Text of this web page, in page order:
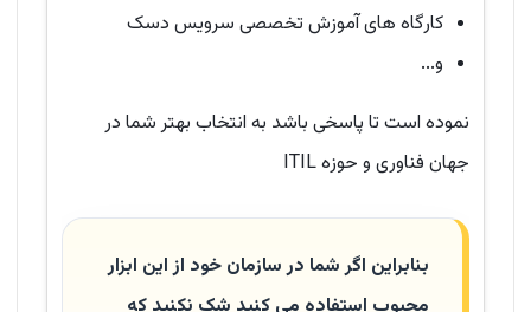
کارگاه های آموزش تخصصی سرویس دسک
و...
نموده است تا پاسخی باشد به انتخاب بهتر شما در
جهان فناوری و حوزه ITIL
بنابراین اگر شما در سازمان خود از این ابزار